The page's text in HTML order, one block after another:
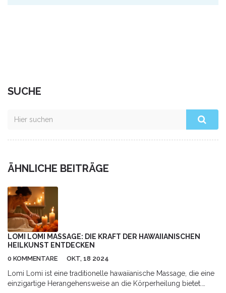
SUCHE
ÄHNLICHE BEITRÄGE
LOMI LOMI MASSAGE: DIE KRAFT DER HAWAIIANISCHEN
HEILKUNST ENTDECKEN
0 KOMMENTARE OKT, 18 2024
Lomi Lomi ist eine traditionelle hawaiianische Massage, die eine
einzigartige Herangehensweise an die Körperheilung bietet.